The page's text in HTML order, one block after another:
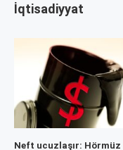
İqtisadiyyat
Neft ucuzlaşır: Hörmüz